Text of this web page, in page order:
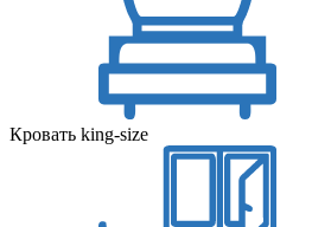
Кровать king-size